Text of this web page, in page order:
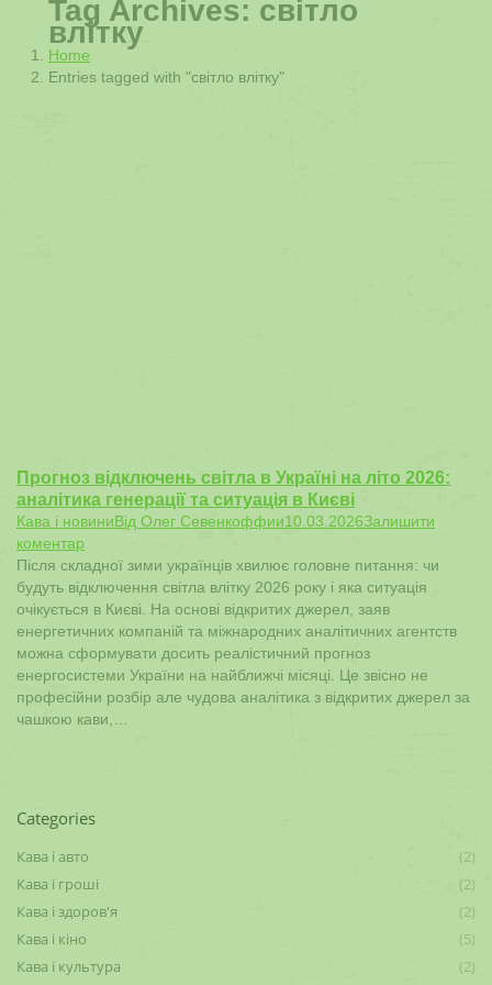
Tag Archives: світло
влітку
You are here:
Home
Entries tagged with "світло влітку"
Прогноз відключень світла в Україні на літо 2026:
аналітика генерації та ситуація в Києві
Кава і новиниВід Олег Севенкоффии10.03.2026Залишити
коментар
Після складної зими українців хвилює головне питання: чи
будуть відключення світла влітку 2026 року і яка ситуація
очікується в Києві. На основі відкритих джерел, заяв
енергетичних компаній та міжнародних аналітичних агентств
можна сформувати досить реалістичний прогноз
енергосистеми України на найближчі місяці. Це звісно не
професійни розбір але чудова аналітика з відкритих джерел за
чашкою кави,…
Categories
Кава і авто
(2)
Кава і гроші
(2)
Кава і здоров'я
(2)
Кава і кіно
(5)
Кава і культура
(2)